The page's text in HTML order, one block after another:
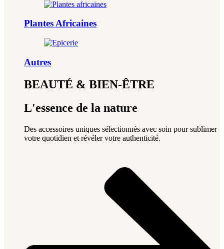
Plantes Africaines
Autres
BEAUTÉ & BIEN-ÊTRE
L'essence de la nature
Des accessoires uniques sélectionnés avec soin pour sublimer
votre quotidien et révéler votre authenticité.